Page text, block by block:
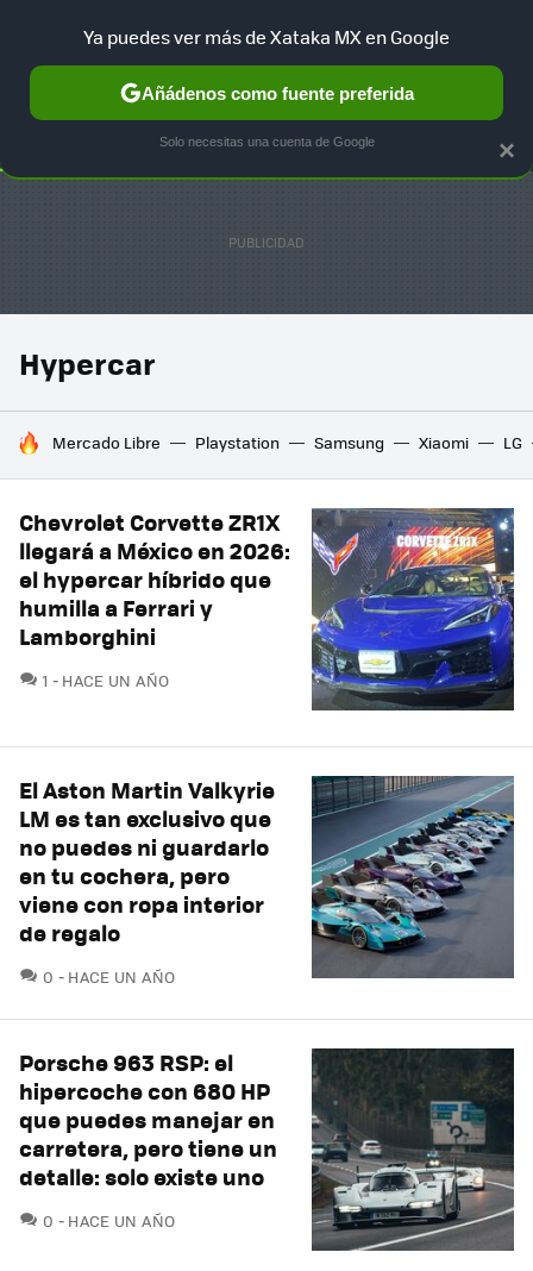
SELECCIÓN GAMING HOME AUTO TERRITORIO
Hypercar
HOY SE HABLA DE
Mercado Libre Playstation Samsung Xiaomi LG
Chevrolet Corvette ZR1X
llegará a México en 2026:
el hypercar híbrido que
humilla a Ferrari y
Lamborghini
1 COMENTARIOS
HACE UN AÑO
El Aston Martin Valkyrie
LM es tan exclusivo que
no puedes ni guardarlo
en tu cochera, pero
viene con ropa interior
de regalo
0 COMENTARIOS
HACE UN AÑO
Porsche 963 RSP: el
hipercoche con 680 HP
que puedes manejar en
carretera, pero tiene un
detalle: solo existe uno
0 COMENTARIOS
HACE UN AÑO
×
Ya puedes ver más de Xataka MX en Google
Añádenos como fuente preferida
Solo necesitas una cuenta de Google